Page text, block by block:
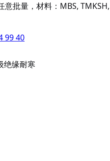
意批量，材料：MBS,
99 40
绝缘耐寒